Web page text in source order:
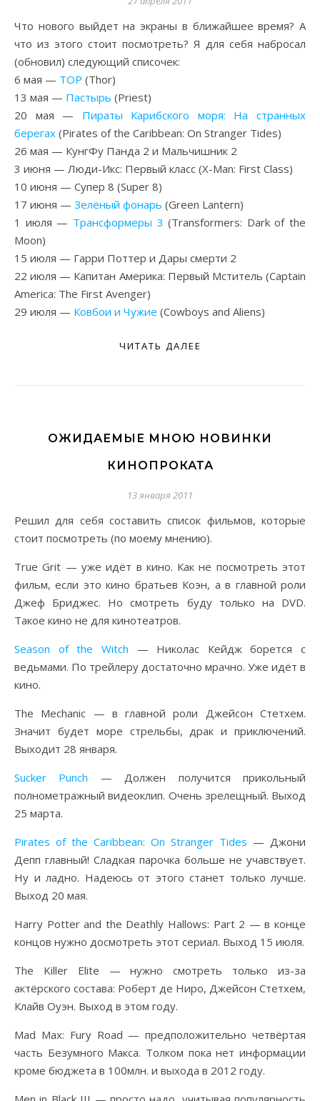
Что нового выйдет на экраны в ближайшее время? А
что из этого стоит посмотреть? Я для себя набросал
(обновил) следующий списочек:
6 мая — ТОР (Thor)
13 мая — Пастырь (Priest)
20 мая — Пираты Карибского моря: На странных
берегах (Pirates of the Caribbean: On Stranger Tides)
26 мая — КунгФу Панда 2 и Мальчишник 2
3 июня — Люди-Икс: Первый класс (X-Man: First Class)
10 июня — Супер 8 (Super 8)
17 июня — Зелёный фонарь (Green Lantern)
1 июля — Трансформеры 3 (Transformers: Dark of the
Moon)
15 июля — Гарри Поттер и Дары смерти 2
22 июля — Капитан Америка: Первый Мститель (Captain
America: The First Avenger)
29 июля — Ковбои и Чужие (Cowboys and Aliens)
ЧИТАТЬ ДАЛЕЕ
ОЖИДАЕМЫЕ МНОЮ НОВИНКИ
КИНОПРОКАТА
13 января 2011
Решил для себя составить список фильмов, которые
стоит посмотреть (по моему мнению).
True Grit — уже идёт в кино. Как не посмотреть этот
фильм, если это кино братьев Коэн, а в главной роли
Джеф Бриджес. Но смотреть буду только на DVD.
Такое кино не для кинотеатров.
Season of the Witch — Николас Кейдж борется с
ведьмами. По трейлеру достаточно мрачно. Уже идёт в
кино.
The Mechanic — в главной роли Джейсон Стетхем.
Значит будет море стрельбы, драк и приключений.
Выходит 28 января.
Sucker Punch — Должен получится прикольный
полнометражный видеоклип. Очень зрелещный. Выход
25 марта.
Pirates of the Caribbean: On Stranger Tides — Джони
Депп главный! Сладкая парочка больше не учавствует.
Ну и ладно. Надеюсь от этого станет только лучше.
Выход 20 мая.
Harry Potter and the Deathly Hallows: Part 2 — в конце
концов нужно досмотреть этот сериал. Выход 15 июля.
The Killer Elite — нужно смотреть только из-за
актёрского состава: Роберт де Ниро, Джейсон Стетхем,
Клайв Оуэн. Выход в этом году.
Mad Max: Fury Road — предположительно четвёртая
часть Безумного Макса. Толком пока нет информации
кроме бюджета в 100млн. и выхода в 2012 году.